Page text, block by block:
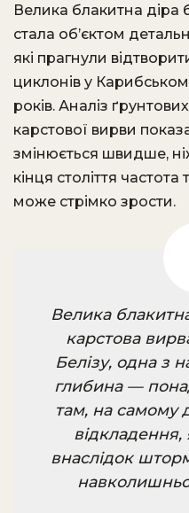
Велика блакитна діра
стала об’єктом
які прагнули
циклонів у
років. Аналіз
карстової вирви
змінюється швидше,
кінця століття частота
може стрімко зрости.
Велика
карстова
Белізу, одна з
глибина —
там, на самому
відкладення,
внаслідок